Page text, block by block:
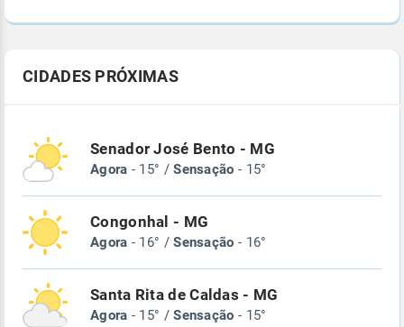
CIDADES PRÓXIMAS
Senador José Bento - MG
Agora - 15° /Sensação - 15°
Congonhal - MG
Agora - 16° /Sensação - 16°
Santa Rita de Caldas - MG
Agora - 15° /Sensação - 15°